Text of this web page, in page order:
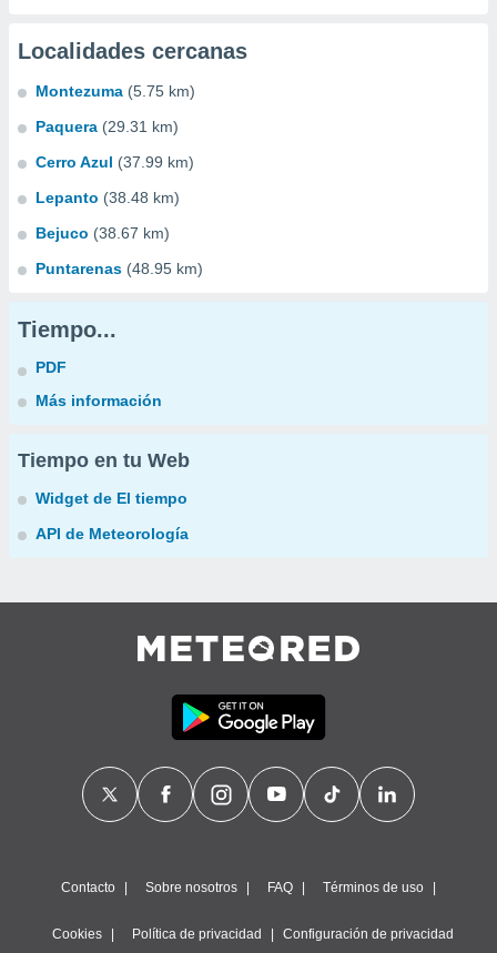
Localidades cercanas
Montezuma (5.75 km)
Paquera (29.31 km)
Cerro Azul (37.99 km)
Lepanto (38.48 km)
Bejuco (38.67 km)
Puntarenas (48.95 km)
Tiempo...
PDF
Más información
Tiempo en tu Web
Widget de El tiempo
API de Meteorología
Contacto Sobre nosotros FAQ Términos de uso
Cookies Política de privacidad Configuración de privacidad